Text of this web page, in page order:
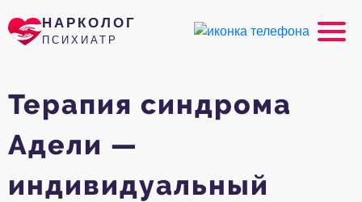
НАРКОЛОГ
ПСИХИАТР
Терапия синдрома
Адели —
индивидуальный